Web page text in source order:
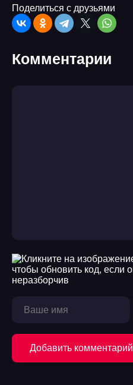
Поделиться с друзьями
Комментарии
Добавить комментарий